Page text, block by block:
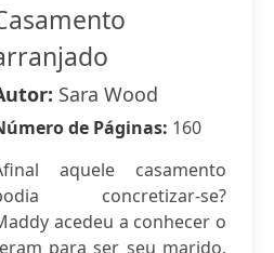
Sara Wood
de Páginas: 160
aquele casamento
concretizar-se?
acedeu a conhecer o
para ser seu marido,